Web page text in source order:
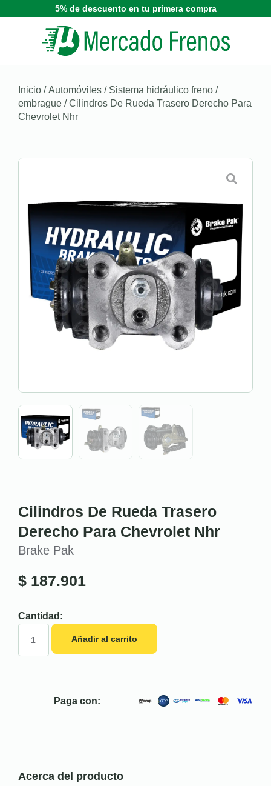
5% de descuento en tu primera compra
Inicio /Automóviles / Sistema hidráulico freno /
embrague / Cilindros De Rueda Trasero Derecho Para
Chevrolet Nhr
Cilindros De Rueda Trasero
Derecho Para Chevrolet Nhr
Brake Pak
$ 187.901
Cantidad:
Añadir al carrito
Paga con:
Acerca del producto